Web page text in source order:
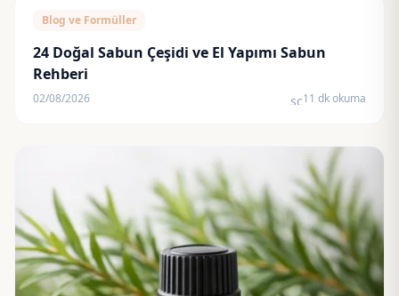
Blog ve Formüller
24 Doğal Sabun Çeşidi ve El Yapımı Sabun
Rehberi
02/08/2026 schedule
11 dk okuma